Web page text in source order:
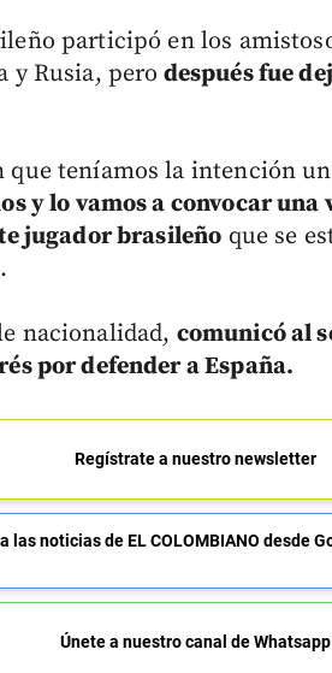
participó en los
y Rusia, pero después fue
teníamos la intención
y lo vamos a convocar una
jugador brasileño que se
nacionalidad, comunicó al
por defender a España.
Regístrate a nuestro newsletter
las noticias de EL COLOMBIANO desde
Únete a nuestro canal de Whatsapp